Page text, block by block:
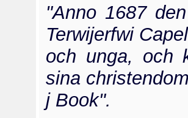
"Anno 1687 den
Terwijerfwi
och unga, och
sina
j Book".